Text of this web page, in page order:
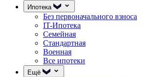
Ипотека
Без первоначального взноса
IT-Ипотека
Семейная
Стандартная
Военная
Все ипотеки
Ещё